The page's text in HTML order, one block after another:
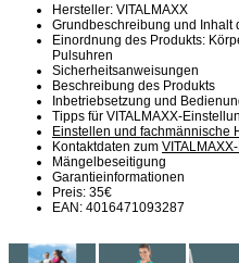
Hersteller: VITALMAXX
Grundbeschreibung und Inhalt
Einordnung des Produkts:
Pulsuhren
Sicherheitsanweisungen
Beschreibung des Produkts
Inbetriebsetzung und
Tipps für VITALMAXX-
Einstellen und fachmännische
Kontaktdaten zum
Mängelbeseitigung
Garantieinformationen
Preis: 35€
EAN: 4016471093287